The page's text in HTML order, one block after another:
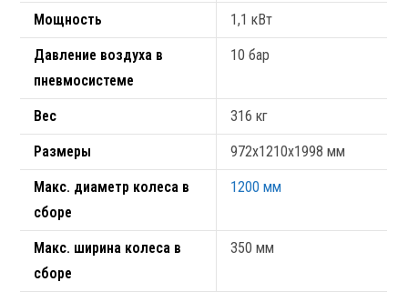
Мощность 1,1 кВт
Давление воздуха в
пневмосистеме
10 бар
Вес 316 кг
Размеры 972х1210х1998 мм
Макс. диаметр колеса в
сборе
1200 мм
Макс. ширина колеса в
сборе
350 мм